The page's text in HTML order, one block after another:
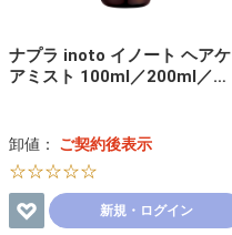
ナプラ inoto イノート ヘアケ
アミスト 100ml／200ml／…
卸値： ご契約後表示
☆☆☆☆☆
新規・ログイン